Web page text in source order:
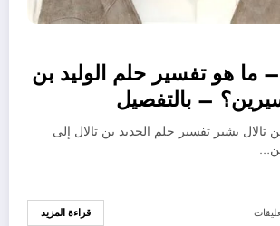
هو تفسير حلم الوليد بن
– بالتفصيل
تالال يشير تفسير حلم الحديد بن تالال إلى
قراءة المزيد